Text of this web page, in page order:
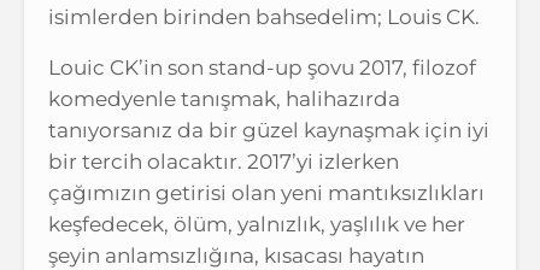
isimlerden birinden bahsedelim; Louis CK.
Louic CK’in son stand-up şovu 2017, filozof
komedyenle tanışmak, halihazırda
tanıyorsanız da bir güzel kaynaşmak için iyi
bir tercih olacaktır. 2017’yi izlerken
çağımızın getirisi olan yeni mantıksızlıkları
keşfedecek, ölüm, yalnızlık, yaşlılık ve her
şeyin anlamsızlığına, kısacası hayatın